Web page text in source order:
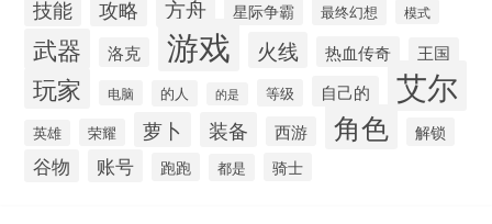
技能 攻略 方舟 星际争霸 最终幻想 模式
武器 洛克 游戏 火线 热血传奇 王国
玩家 电脑 的人 的是 等级 自己的 艾尔
英雄 荣耀 萝卜 装备 西游 角色 解锁
谷物 账号 跑跑 都是 骑士